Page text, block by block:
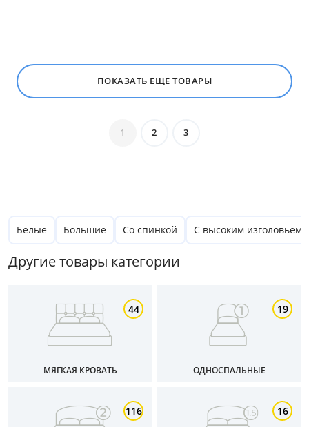
ПОКАЗАТЬ ЕЩЕ ТОВАРЫ
1 2 3
Белые Большие Со спинкой С высоким изголовьем
Другие товары категории
44
МЯГКАЯ КРОВАТЬ
19
ОДНОСПАЛЬНЫЕ
116 16